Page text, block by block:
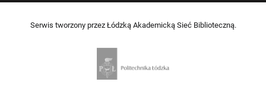
Serwis tworzony przez Łódzką Akademicką Sieć Biblioteczną.